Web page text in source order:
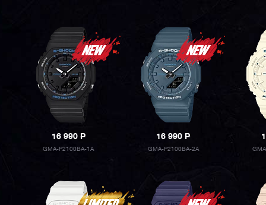
16 990P
GMA-P2100BA-1A
16 990P
GMA-P2100BA-2A